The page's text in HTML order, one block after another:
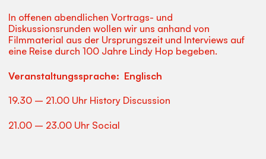
In offenen abendlichen Vortrags- und
Diskussionsrunden wollen wir uns anhand von
Filmmaterial aus der Ursprungszeit und Interviews auf
eine Reise durch 100 Jahre Lindy Hop begeben.
Veranstaltungssprache: Englisch
19.30 – 21.00 Uhr History Discussion
21.00 – 23.00 Uhr Social